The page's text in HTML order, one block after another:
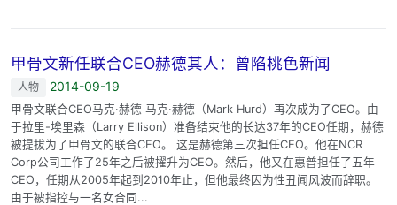
甲骨文新任联合CEO赫德其人：曾陷桃色新闻
人物 2014-09-19
甲骨文联合CEO马克·赫德 马克·赫德（Mark Hurd）再次成为了CEO。由
于拉里-埃里森（Larry Ellison）准备结束他的长达37年的CEO任期，赫德
被提拔为了甲骨文的联合CEO。 这是赫德第三次担任CEO。他在NCR
Corp公司工作了25年之后被擢升为CEO。然后，他又在惠普担任了五年
CEO，任期从2005年起到2010年止，但他最终因为性丑闻风波而辞职。
由于被指控与一名女合同...